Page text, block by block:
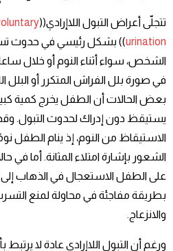
تتجلّى أعراض التبول اللاإرادي((
urination)) بشكل رئيسي في حدوث
الشخص، سواء أثناء النوم أو خلال
في صورة بلل الفراش المتكرر أو البلل
بعض الحالات أن الطفل يخرج كمية
يستيقظ دون إدراك لحدوث التبول.
الاستيقاظ من النوم، إذ ينام الطفل
الشعور بإشارة امتلاء المثانة. أما في
على الطفل الاستعجال في الذهاب
بطريقة مفاجئة في محاولة لمنع
والانزعاج.
ورغم أن التبول اللاإرادي عادة لا يرتبط